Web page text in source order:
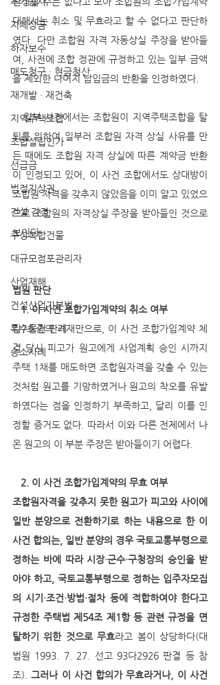
지체상금
하자보수
매도청구 · 현금청산
재개발 · 재건축
지역주택조합
조합설립인가
선급금
법정지상권
건설 감정
주상복합건물
대규모점포관리자
산업재해
건설산업기본법
특수물건 판례
승소사례
대해서는 취소 및 무효라고 할 수 없다고 판단하
였다. 다만 조합원 자격 자동상실 주장을 받아들
여, 사전에 조합 정관에 규정하고 있는 일부 금액
을 제외한 나머지 납입금의 반환을 인정하였다.
   일부 사건에서는 조합원이 지역주택조합을 탈
퇴를 위하여 일부러 조합원 자격 상실 사유를 만
든 때에도 조합원 자격 상실에 따른 계약금 반환
이 인정되고 있어, 이 사건 조합에서도 상대방이
조합원 자격을 갖추지 않았음을 이미 알고 있었으
므로 조합원의 자격상실 주장을 받아들인 것으로
보인다.
법원 판단
   1. 이 사건 조합가입계약의 취소 여부
갑7호증의 기재만으로, 이 사건 조합가입계약 체
결 당시 피고가 원고에게 사업계획 승인 시까지
주택 1채를 매도하면 조합원자격을 갖출 수 있는
것처럼 원고를 기망하였거나 원고의 착오를 유발
하였다는 점을 인정하기 부족하고, 달리 이를 인
정할 증거도 없다. 따라서 이와 다른 전제에서 나
온 원고의 이 부분 주장은 받아들이기 어렵다.
2. 이 사건 조합가입계약의 무효 여부
조합원자격을 갖추지 못한 원고가 피고와 사이에
일반 분양으로 전환하기로 하는 내용으로 한 이
사건 합의는, 일반 분양의 경우 국토교통부령으로
정하는 바에 따라 시장·군수·구청장의 승인을 받
아야 하고, 국토교통부령으로 정하는 입주자모집
의 시기·조건·방법·절차 등에 적합하여야 한다고
규정한 주택법 제54조 제1항 등 관련 규정을 면
탈하기 위한 것으로 무효라고 봄이 상당하다(대
법원 1993. 7. 27. 선고 93다2926 판결 등 참
조). 그러나 이 사건 합의가 무효라거나, 이 사건